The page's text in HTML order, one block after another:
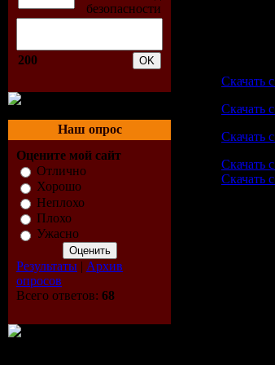
200
Наш опрос
Оцените мой сайт
Отлично
Хорошо
Неплохо
Плохо
Ужасно
Результаты | Архив
опросов
Всего ответов: 68
Скачать с
Скачать с
Скачать с
Скачать с
Скачать с